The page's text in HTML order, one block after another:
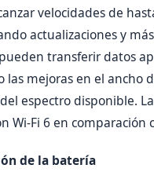
velocidades de
actualizaciones y
transferir datos
las mejoras en el ancho
espectro disponible.
Wi-Fi 6 en comparación
de la batería